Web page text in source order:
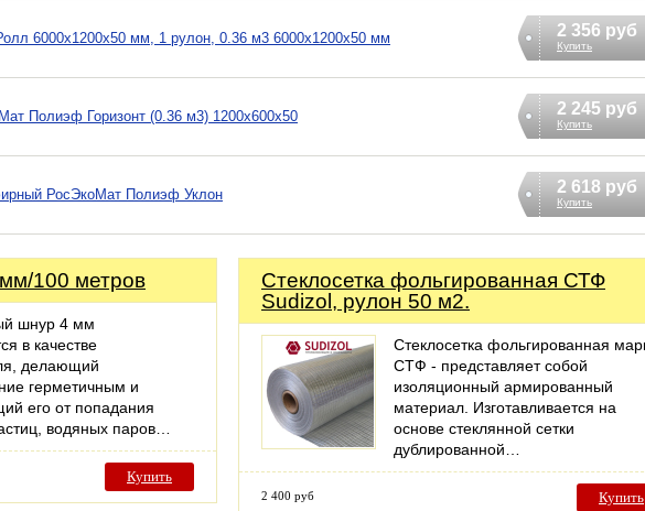
6000х1200х50 мм, 1 рулон, 0.36 м3 6000х1200х50 мм 2 356 руб
Купить
Полиэф Горизонт (0.36 м3) 1200х600х50 2 245 руб
Купить
РосЭкоМат Полиэф Уклон 2 618 руб
Купить
100 метров
шнур 4 мм
в качестве
делающий
герметичным и
его от попадания
водяных паров…
Купить
Стеклосетка фольгированная СТФ
Sudizol, рулон 50 м2.
Стеклосетка фольгированная
СТФ - представляет собой
изоляционный армированный
материал. Изготавливается на
основе стеклянной сетки
дублированной…
2 400 руб Купить